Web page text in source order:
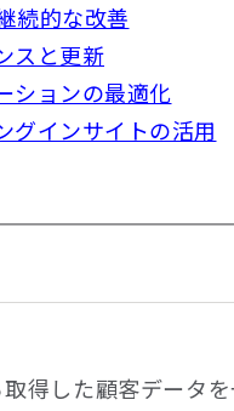
続的な改善
スと更新
ションの最適化
グインサイトの活用
得した顧客データ